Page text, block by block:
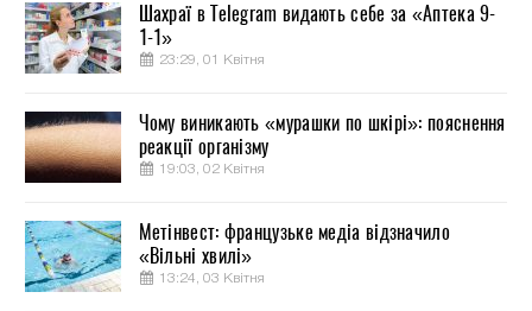
Шахраї в Telegram видають себе за «Аптека 9-
1-1»
23:29, 01 Квітня
Чому виникають «мурашки по шкірі»: пояснення
реакції організму
19:03, 02 Квітня
Метінвест: французьке медіа відзначило
«Вільні хвилі»
13:24, 03 Квітня